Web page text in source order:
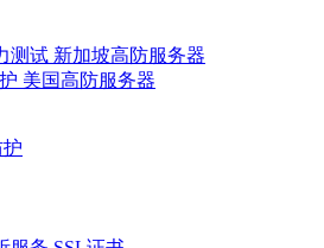
测试 新加坡高防服务器
美国高防服务器